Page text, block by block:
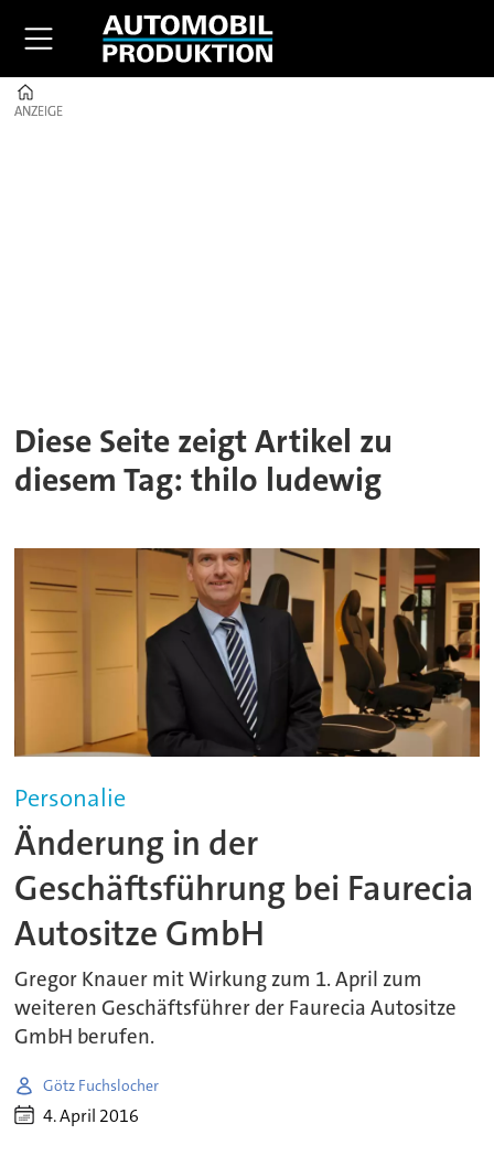
ANZEIGE
ANZEIGE
Diese Seite zeigt Artikel zu
diesem Tag: thilo ludewig
Personalie
Änderung in der
Geschäftsführung bei Faurecia
Autositze GmbH
Gregor Knauer mit Wirkung zum 1. April zum
weiteren Geschäftsführer der Faurecia Autositze
GmbH berufen.
Götz Fuchslocher
4. April 2016